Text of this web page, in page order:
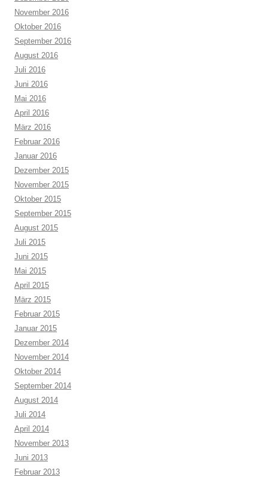
November 2016
Oktober 2016
September 2016
August 2016
Juli 2016
Juni 2016
Mai 2016
April 2016
März 2016
Februar 2016
Januar 2016
Dezember 2015
November 2015
Oktober 2015
September 2015
August 2015
Juli 2015
Juni 2015
Mai 2015
April 2015
März 2015
Februar 2015
Januar 2015
Dezember 2014
November 2014
Oktober 2014
September 2014
August 2014
Juli 2014
April 2014
November 2013
Juni 2013
Februar 2013